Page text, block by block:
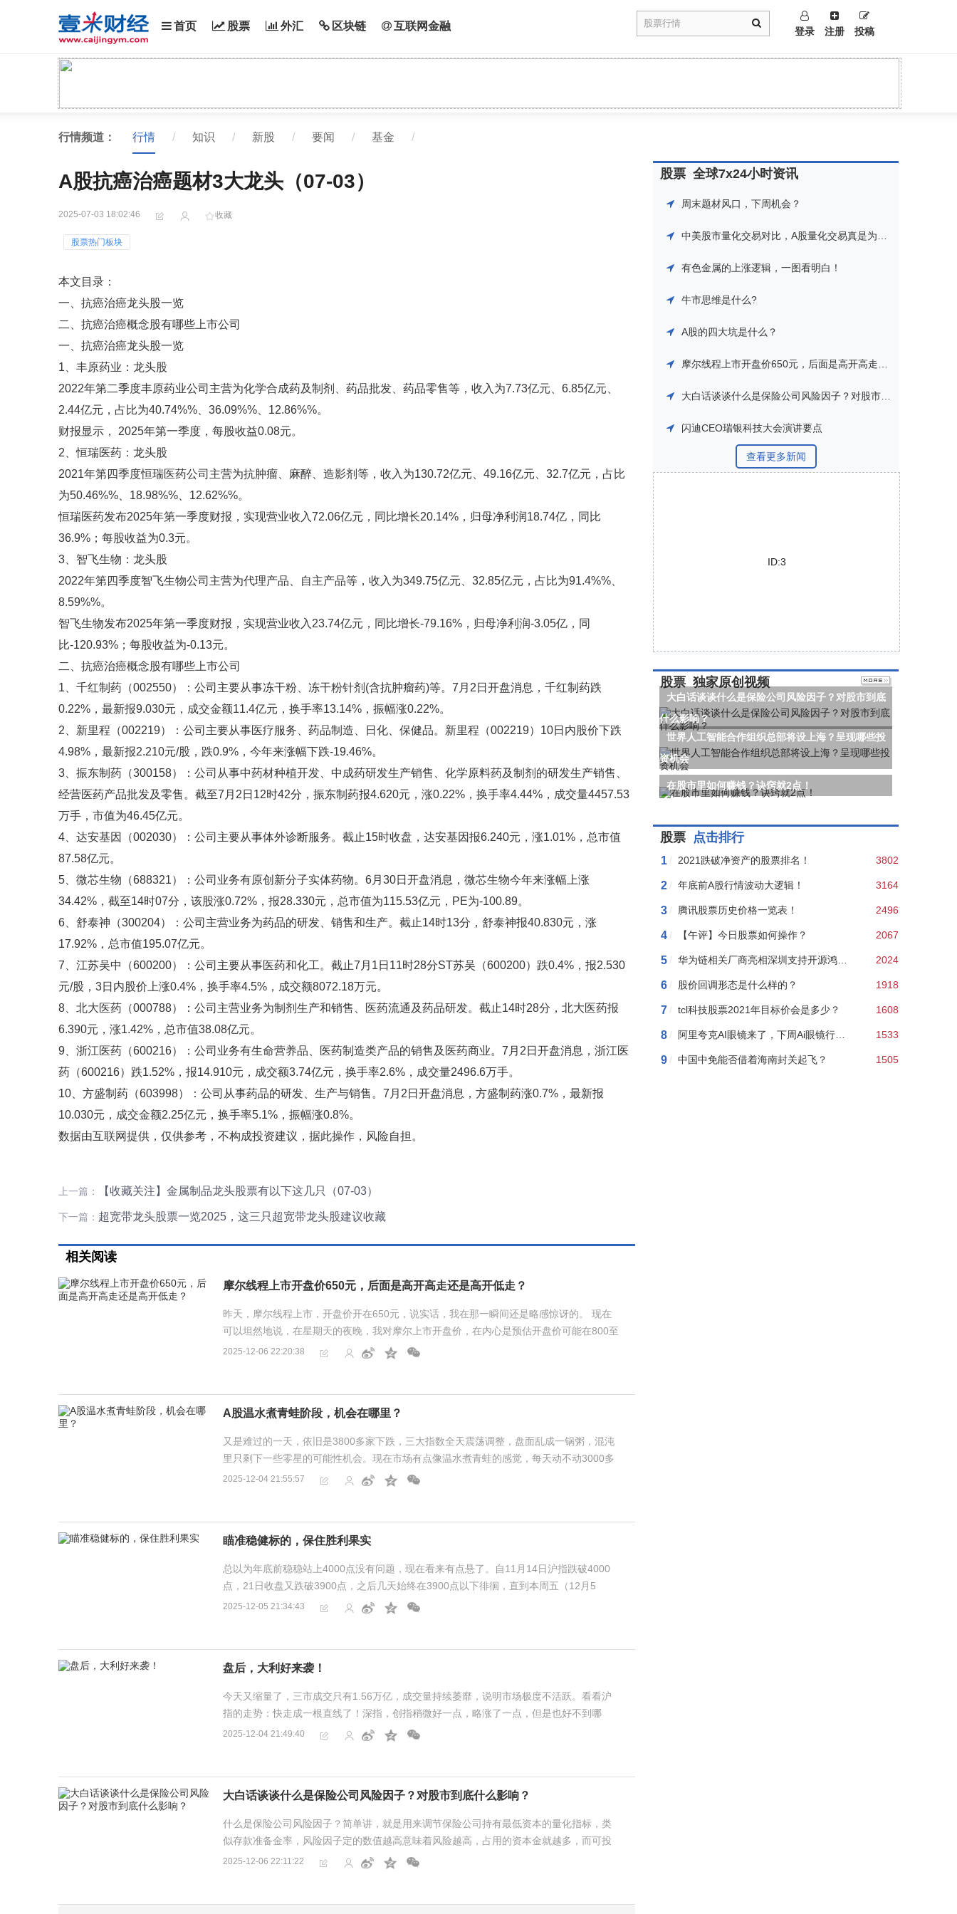
首页 股票 外汇 区块链 互联网金融 登录 注册 投稿
行情频道： 行情 / 知识 / 新股 / 要闻 / 基金 /
A股抗癌治癌题材3大龙头（07-03）
2025-07-03 18:02:46 收藏
股票热门板块
本文目录：
一、抗癌治癌龙头股一览
二、抗癌治癌概念股有哪些上市公司
一、抗癌治癌龙头股一览
1、丰原药业：龙头股
2022年第二季度丰原药业公司主营为化学合成药及制剂、药品批发、药品零售等，收入为7.73亿元、6.85亿元、
2.44亿元，占比为40.74%%、36.09%%、12.86%%。
财报显示， 2025年第一季度，每股收益0.08元。
2、恒瑞医药：龙头股
2021年第四季度恒瑞医药公司主营为抗肿瘤、麻醉、造影剂等，收入为130.72亿元、49.16亿元、32.7亿元，占比
为50.46%%、18.98%%、12.62%%。
恒瑞医药发布2025年第一季度财报，实现营业收入72.06亿元，同比增长20.14%，归母净利润18.74亿，同比
36.9%；每股收益为0.3元。
3、智飞生物：龙头股
2022年第四季度智飞生物公司主营为代理产品、自主产品等，收入为349.75亿元、32.85亿元，占比为91.4%%、
8.59%%。
智飞生物发布2025年第一季度财报，实现营业收入23.74亿元，同比增长-79.16%，归母净利润-3.05亿，同
比-120.93%；每股收益为-0.13元。
二、抗癌治癌概念股有哪些上市公司
1、千红制药（002550）：公司主要从事冻干粉、冻干粉针剂(含抗肿瘤药)等。7月2日开盘消息，千红制药跌
0.22%，最新报9.030元，成交金额11.4亿元，换手率13.14%，振幅涨0.22%。
2、新里程（002219）：公司主要从事医疗服务、药品制造、日化、保健品。新里程（002219）10日内股价下跌
4.98%，最新报2.210元/股，跌0.9%，今年来涨幅下跌-19.46%。
3、振东制药（300158）：公司从事中药材种植开发、中成药研发生产销售、化学原料药及制剂的研发生产销售、
经营医药产品批发及零售。截至7月2日12时42分，振东制药报4.620元，涨0.22%，换手率4.44%，成交量4457.53
万手，市值为46.45亿元。
4、达安基因（002030）：公司主要从事体外诊断服务。截止15时收盘，达安基因报6.240元，涨1.01%，总市值
87.58亿元。
5、微芯生物（688321）：公司业务有原创新分子实体药物。6月30日开盘消息，微芯生物今年来涨幅上涨
34.42%，截至14时07分，该股涨0.72%，报28.330元，总市值为115.53亿元，PE为-100.89。
6、舒泰神（300204）：公司主营业务为药品的研发、销售和生产。截止14时13分，舒泰神报40.830元，涨
17.92%，总市值195.07亿元。
7、江苏吴中（600200）：公司主要从事医药和化工。截止7月1日11时28分ST苏吴（600200）跌0.4%，报2.530
元/股，3日内股价上涨0.4%，换手率4.5%，成交额8072.18万元。
8、北大医药（000788）：公司主营业务为制剂生产和销售、医药流通及药品研发。截止14时28分，北大医药报
6.390元，涨1.42%，总市值38.08亿元。
9、浙江医药（600216）：公司业务有生命营养品、医药制造类产品的销售及医药商业。7月2日开盘消息，浙江医
药（600216）跌1.52%，报14.910元，成交额3.74亿元，换手率2.6%，成交量2496.6万手。
10、方盛制药（603998）：公司从事药品的研发、生产与销售。7月2日开盘消息，方盛制药涨0.7%，最新报
10.030元，成交金额2.25亿元，换手率5.1%，振幅涨0.8%。
数据由互联网提供，仅供参考，不构成投资建议，据此操作，风险自担。
上一篇： 【收藏关注】金属制品龙头股票有以下这几只（07-03）
下一篇： 超宽带龙头股票一览2025，这三只超宽带龙头股建议收藏
相关阅读
摩尔线程上市开盘价650元，后面是高开高走还是高开低走？
昨天，摩尔线程上市，开盘价开在650元，说实话，我在那一瞬间还是略感惊讶的。 现在
可以坦然地说，在星期天的夜晚，我对摩尔上市开盘价，在内心是预估开盘价可能在800至
1000元左右的，原因是和寒武纪进行对比。寒武纪总股本4.2亿股，每...
2025-12-06 22:20:38
A股温水煮青蛙阶段，机会在哪里？
又是难过的一天，依旧是3800多家下跌，三大指数全天震荡调整，盘面乱成一锅粥，混沌
里只剩下一些零星的可能性机会。现在市场有点像温水煮青蛙的感觉，每天动不动3000多
家下跌，持股体验非常的差，各种利好异动大涨的板块，几乎都是冲...
2025-12-04 21:55:57
瞄准稳健标的，保住胜利果实
总以为年底前稳稳站上4000点没有问题，现在看来有点悬了。自11月14日沪指跌破4000
点，21日收盘又跌破3900点，之后几天始终在3900点以下徘徊，直到本周五（12月5
日），收盘总算站上3902点。尽管本周主要指数均为周阳线，但个股涨跌比...
2025-12-05 21:34:43
盘后，大利好来袭！
今天又缩量了，三市成交只有1.56万亿，成交量持续萎靡，说明市场极度不活跃。看看沪
指的走势：快走成一根直线了！深指，创指稍微好一点，略涨了一点，但是也好不到哪
去，基本全靠几个大票拉指数。三花智控，中际旭创，新易盛，天孚通信，寒武纪...
2025-12-04 21:49:40
大白话谈谈什么是保险公司风险因子？对股市到底什么影响？
什么是保险公司风险因子？简单讲，就是用来调节保险公司持有最低资本的量化指标，类
似存款准备金率，风险因子定的数值越高意味着风险越高，占用的资本金就越多，而可投
资资金则越少。...
2025-12-06 22:11:22
股票 全球7x24小时资讯
周末题材风口，下周机会？
中美股市量化交易对比，A股量化交易真是为所欲为！
有色金属的上涨逻辑，一图看明白！
牛市思维是什么?
A股的四大坑是什么？
摩尔线程上市开盘价650元，后面是高开高走还是高开低走？
大白话谈谈什么是保险公司风险因子？对股市到底什么影响？
闪迪CEO瑞银科技大会演讲要点
查看更多新闻
ID:3
股票 独家原创视频
大白话谈谈什么是保险公司风险因子？对股市到底
什么影响？
世界人工智能合作组织总部将设上海？呈现哪些投
资机会
在股市里如何赚钱？诀窍就2点！
股票 点击排行
1 / 2021跌破净资产的股票排名！ 3802
2 / 年底前A股行情波动大逻辑！ 3164
3 / 腾讯股票历史价格一览表！ 2496
4 / 【午评】今日股票如何操作？ 2067
5 / 2024
6 / 股价回调形态是什么样的？ 1918
7 / tcl科技股票2021年目标价会是多少？ 1608
8 / 1533
9 / 中国中免能否借着海南封关起飞？ 1505